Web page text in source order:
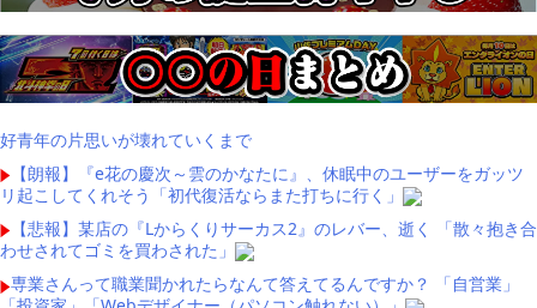
好青年の片思いが壊れていくまで
【朗報】『e花の慶次～雲のかなたに』、休眠中のユーザーをガッツ
リ起こしてくれそう「初代復活ならまた打ちに行く」
【悲報】某店の『Lからくりサーカス2』のレバー、逝く 「散々抱き合
わせされてゴミを買わされた」
専業さんって職業聞かれたらなんて答えてるんですか？ 「自営業」